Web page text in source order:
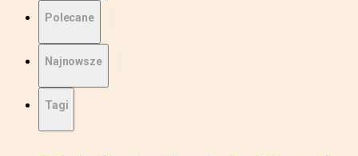
Polecane
Najnowsze
Tagi